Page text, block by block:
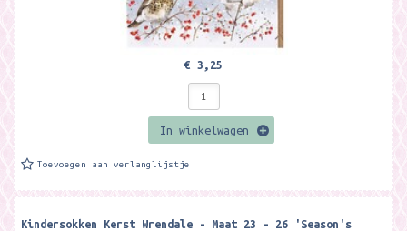
€ 3,25
In winkelwagen
Toevoegen aan verlanglijstje
Kindersokken Kerst Wrendale - Maat 23 - 26 'Season's